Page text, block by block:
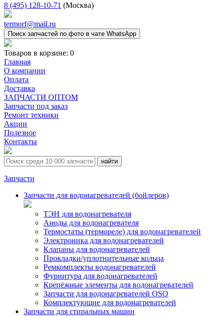
8 (495) 128-10-71 (Москва)
termorf@mail.ru
Поиск запчастей по фото в чате WhatsApp
Товаров в корзине: 0
Главная
О компании
Оплата
Доставка
ЗАПЧАСТИ ОПТОМ
Запчасти под заказ
Ремонт техники
Акции
Полезное
Контакты
Запчасти
Запчасти для водонагревателей (бойлеров)
ТЭН для водонагревателя
Аноды для водонагревателя
Термостаты (термореле) для водонагревателей
Электроника для водонагревателей
Клапаны для водонагревателей
Прокладки/уплотнительные кольца
Ремкомплекты водонагревателей
Фурнитура для водонагревателей
Крепёжные элементы для водонагревателей
Запчасти для водонагревателей OSO
Комплектующие для водонагревателей
Запчасти для стиральных машин